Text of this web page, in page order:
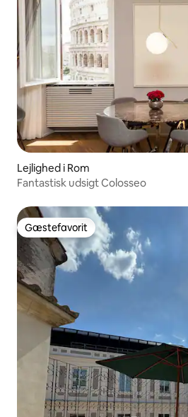
Lejlighed i Rom
Fantastisk udsigt Colosseo
Gæstefavorit
Gæstefavorit